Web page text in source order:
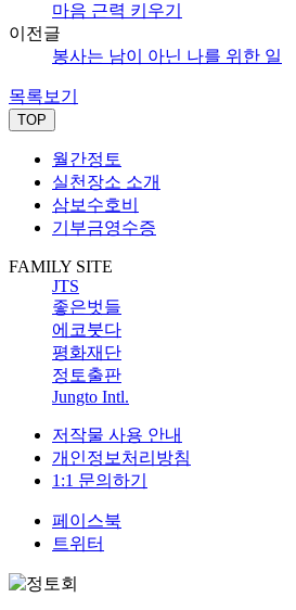
마음 근력 키우기
이전글
봉사는 남이 아닌 나를 위한 일
목록보기
TOP
월간정토
실천장소 소개
삼보수호비
기부금영수증
FAMILY SITE
JTS
좋은벗들
에코붓다
평화재단
정토출판
Jungto Intl.
저작물 사용 안내
개인정보처리방침
1:1 문의하기
페이스북
트위터